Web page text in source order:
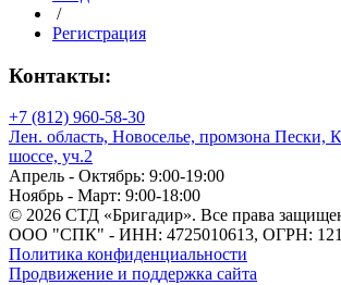
Диаметр внутренний
Длина
Длина
Единица измерения
/
Регистрация
Контакты:
+7 (812) 960-58-30
Лен. область, Новоселье, промзона Пески,
шоссе, уч.2
Апрель - Октябрь: 9:00-19:00
Ноябрь - Март: 9:00-18:00
© 2026 СТД «Бригадир». Все права
ООО "СПК" - ИНН: 4725010613, ОГРН:
Политика конфиденциальности
Продвижение и поддержка сайта